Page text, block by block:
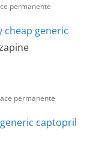
permanente
cheap generic
permanente
captopril